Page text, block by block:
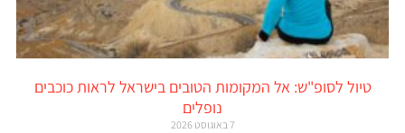
טיול לסופ"ש: אל המקומות הטובים בישראל לראות כוכבים
נופלים
7 באוגוסט 2026